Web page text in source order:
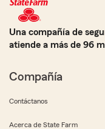
Una compañía de
atiende a más de 96
Compañía
Contáctanos
Acerca de State Farm